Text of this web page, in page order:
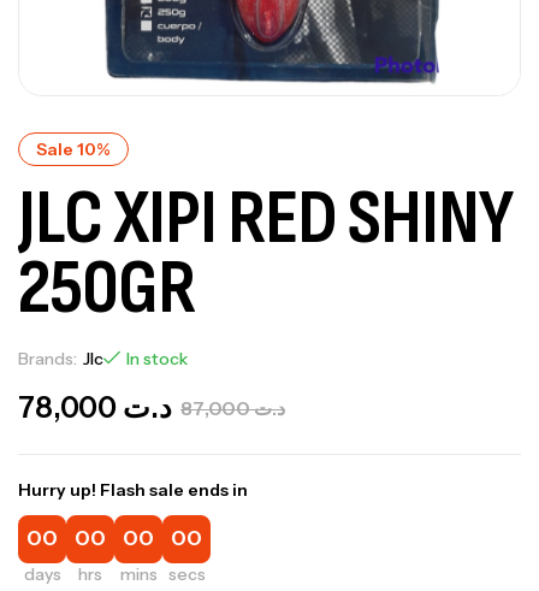
Sale 10%
JLC XIPI RED SHINY
250GR
Brands: Jlc In stock
د.ت87,000 د.ت
Hurry up! Flash sale ends in
00
days
00
hrs
00
mins
00
secs